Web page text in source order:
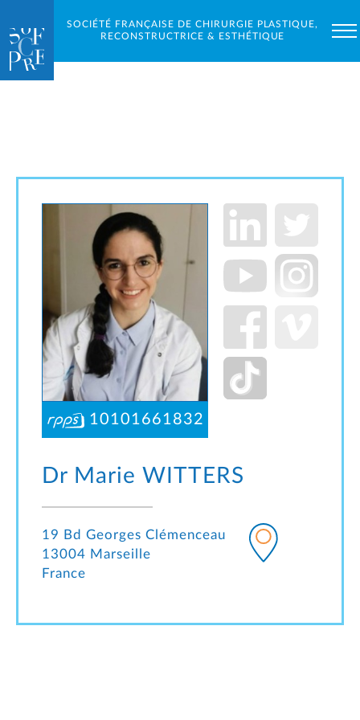
SOCIÉTÉ FRANÇAISE DE CHIRURGIE PLASTIQUE,
RECONSTRUCTRICE & ESTHÉTIQUE
10101661832
Dr Marie WITTERS
19 Bd Georges Clémenceau
13004 Marseille
France